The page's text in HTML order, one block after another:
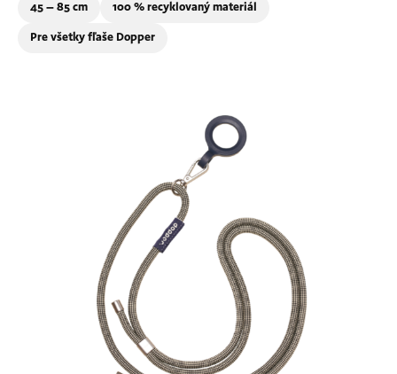
45 – 85 cm 100 % recyklovaný materiál
Pre všetky fľaše Dopper